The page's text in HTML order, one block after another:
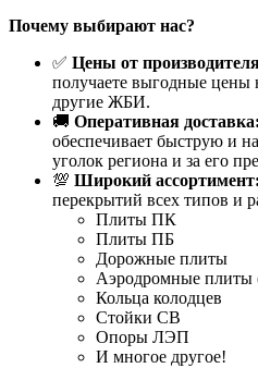
Почему выбирают нас?
✅ Цены от
получаете выгодные
другие ЖБИ.
🚚 Оперативная доставка:
обеспечивает быструю и
уголок региона и за его
💯 Широкий ассортимент:
перекрытий всех типов и
Плиты ПК
Плиты ПБ
Дорожные плиты
Аэродромные
Кольца колодцев
Стойки СВ
Опоры ЛЭП
И многое другое!